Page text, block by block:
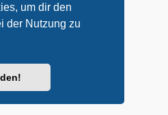
um dir den
der Nutzung zu